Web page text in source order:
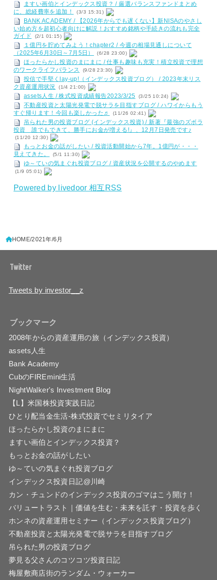
ますい画伯とインデックス投資？ / 厳選バランスファンドまとめ
に、総経費率を追加！
(3/3 15:31)
BANK ACADEMY / 【2026年からでも遅くない】新NISAのやさし
い始め方を超初心者向けに解説！おすすめ銘柄や手続きの流れも完全
ガイド
(2/1 01:15)
１億円を貯めてみよう！chapter2 / 今週の相場見通しについて
（2025年6月30日～7月5日）
(6/28 23:00)
ほったらかし投資のまにまに / 仕事も趣味も充実！積立投資で理想
のワークライフバランス
(9/28 23:30)
投信で手堅くlay-up!（インデックス投資ブログ） / 2023年末リス
ク資産運用状況
(1/4 21:00)
assets人生 / 株式投資成績報告2023/3/25 (3/25 10:24)
不動産投資と太陽光発電で脱サラを目指すブログ / ハワイからもう
すぐ帰ります！今回も楽しかった♬
(11/26 02:41)
吊られた男の投資ブログ (インデックス投資) / 新著『最強のズボラ
投資 誰でもできて、勝手にお金が増える!』、12月7日発売です♪
(11/20 12:30)
もっとお金の話がしたい / 投資活動開始から7年。1億円が・・・
見えてきた。
(5/1 11:30)
ゆ～ていの気まぐれ投資ブログ / 資産状況を公開するのやめます
(1/9 05:01)
Powered by livedoor 相互RSS
HOME 2021年 6月
Twitter
Tweets by investor__z
ブックマーク
2008年からの資産運用の旅（インデックス投資）
assets人生
Bank Academy
CubのFIREmini生活
NightWalker's Investment Blog
【L】米国株投資実践日記
ひとり配当金生活-株式投資でセミリタイア
ほったらかし投資のまにまに
ますい画伯とインデックス投資？
もっとお金の話がしたい
ゆ～ていの気まぐれ投資ブログ
インデックス投資日記@川崎
カン・チュンドのインデックス投資のゴマはこう開け！
バリュートラスト｜価値を生む・未来を託す・投資を歩く
ホンネの資産運用セミナー（インデックス投資ブログ）
不動産投資と太陽光発電で脱サラを目指すブログ
吊られた男の投資ブログ
夢見る父さんのコツコツ投資日記
梅屋敷商店街のランダム・ウォーカー